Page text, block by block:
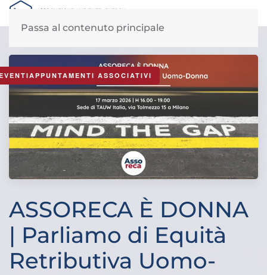
Passa al contenuto principale
News di Assoreca: giovedì, 26 Febbraio 2026
ASSOCIATIVI
ASSORECA È DONNA
| Parliamo di Equità
Retributiva Uomo-